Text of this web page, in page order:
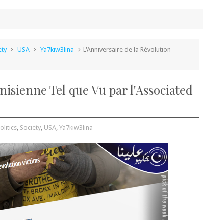
USA Ya7kiw3lina
L'Anniversaire de la Révolution
Tel que Vu par l'Associated
, Society, USA, Ya7kiw3lina